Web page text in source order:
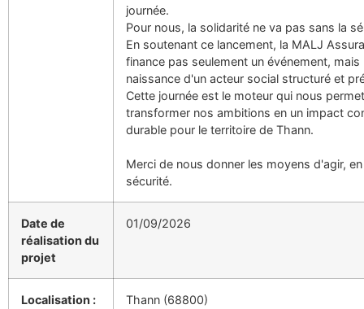
journée.
Pour nous, la solidarité ne va pas sans la
En soutenant ce lancement, la MALJ
finance pas seulement un événement, mais
naissance d'un acteur social structuré et
Cette journée est le moteur qui nous
transformer nos ambitions en un impact
durable pour le territoire de Thann.
Merci de nous donner les moyens d'agir,
sécurité.
Date de
réalisation du
projet
01/09/2026
Localisation :
Thann (68800)